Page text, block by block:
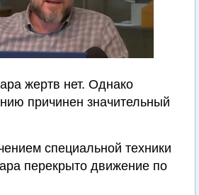
жертв нет. Однако
причинен значительный
специальной техники
перекрыто движение по